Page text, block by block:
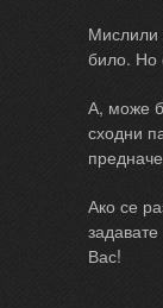
Мислили
било. Но
А, може
сходни
Ако се
Вас!